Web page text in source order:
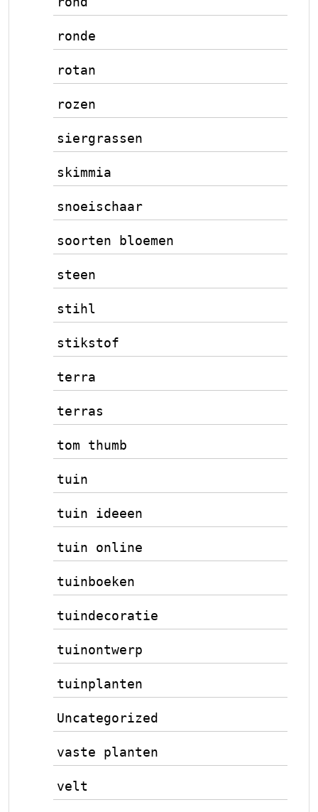
ronde
rotan
rozen
siergrassen
skimmia
snoeischaar
soorten bloemen
steen
stihl
stikstof
terra
terras
tom thumb
tuin
tuin ideeen
tuin online
tuinboeken
tuindecoratie
tuinontwerp
tuinplanten
Uncategorized
vaste planten
velt